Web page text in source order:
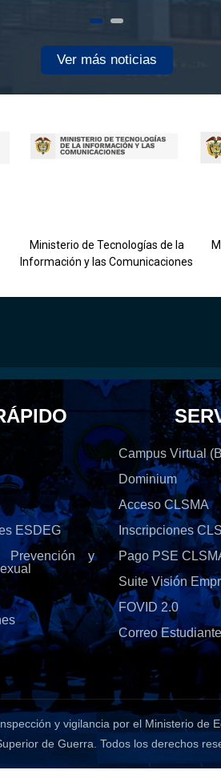
Ver más noticias
Ministerio de Tecnologías de la
Información y las Comunicaciones
ESDEG
y
Campus Virtual
Dominium
Acceso CLSMA
Inscripciones
Pago PSE
Suite Visión
FOVID 2.0
Correo
y vigilancia por el Ministerio de
de Guerra. Todos los derechos